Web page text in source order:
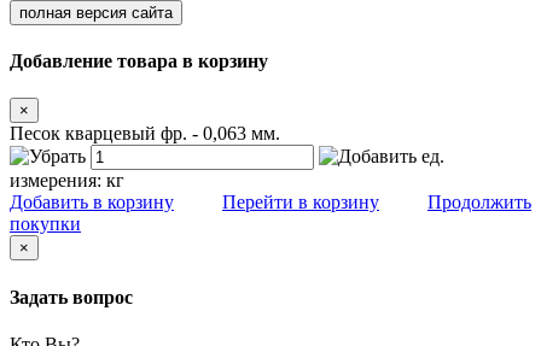
полная версия сайта
Добавление товара в корзину
×
Песок кварцевый фр. - 0,063 мм.
ед.
измерения: кг
Добавить в корзину
Перейти в корзину
Продолжить
покупки
×
Задать вопрос